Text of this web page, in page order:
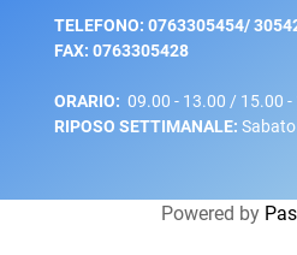
TELEFONO: 0763305454/
FAX: 0763305428
ORARIO: 09.00 - 13.00 / 15.00 -
RIPOSO SETTIMANALE: Sabato
Powered by